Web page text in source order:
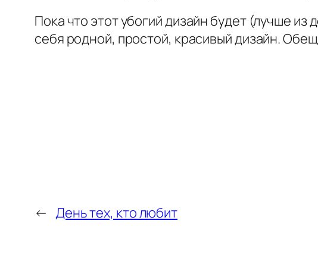
Пока что этот убогий дизайн будет (лучше
себя родной, простой, красивый дизайн.
← День тех, кто любит